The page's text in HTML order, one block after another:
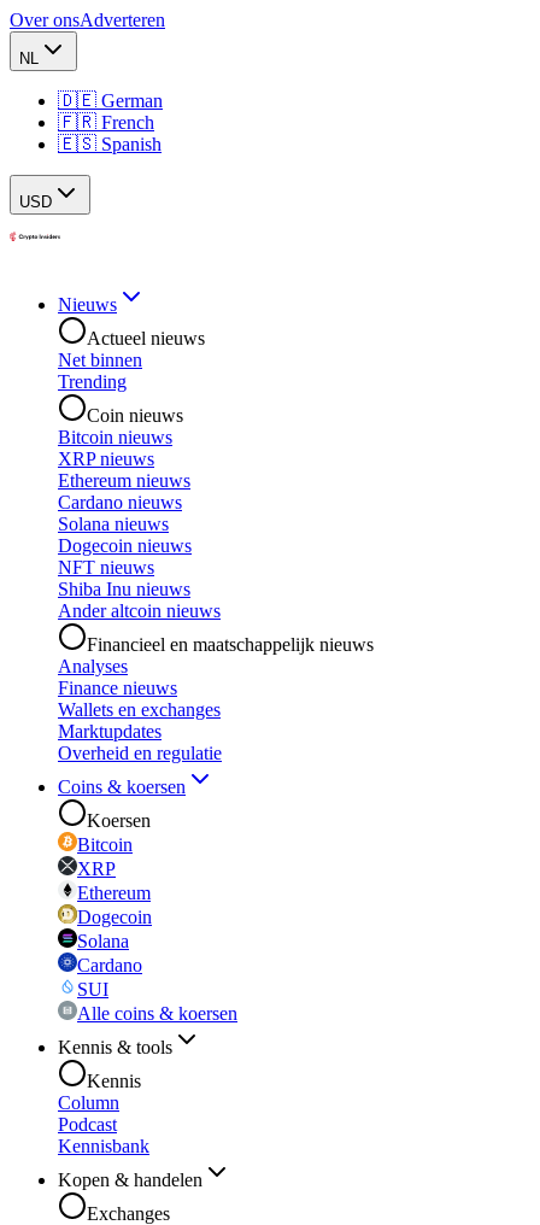
Over onsAdverteren
NL
🇩🇪 German
🇫🇷 French
🇪🇸 Spanish
USD
Nieuws
Actueel nieuws
Net binnen
Trending
Coin nieuws
Bitcoin nieuws
XRP nieuws
Ethereum nieuws
Cardano nieuws
Solana nieuws
Dogecoin nieuws
NFT nieuws
Shiba Inu nieuws
Ander altcoin nieuws
Financieel en maatschappelijk nieuws
Analyses
Finance nieuws
Wallets en exchanges
Marktupdates
Overheid en regulatie
Coins & koersen
Koersen
Bitcoin
XRP
Ethereum
Dogecoin
Solana
Cardano
SUI
Alle coins & koersen
Kennis & tools
Kennis
Column
Podcast
Kennisbank
Kopen & handelen
Exchanges